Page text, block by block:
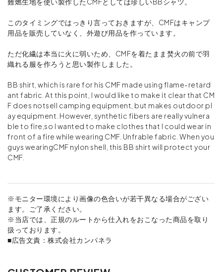
このタイミングではっきり言っておきますが、CMFはキャンプ
用品を販売していなく、外遊び用品を作っています。
ただ化繊は本当に火に弱いため、CMFを着たまま焚火の前で羽
織れる服を作ろうと思い製作しました。
BB shirt, which is rare for his CMF made using flame-retard
ant fabric. At this point, I would like to make it clear that CM
F does notsell camping equipment, but makes outdoor pl
ay equipment. However, synthetic fibers are really vulnera
ble to fire,so I wanted to make clothes that I could wear in
front of a fire while wearing CMF. Unfrable fabric. When you
guys wearingCMF nylon shell, this BB shirt will protect your
CMF.
※モニター環境により画像の色合いが若干異なる場合がござい
ます。ご了承ください。
※当店では、正規のルートから仕入れをおこなった商品を取り
扱っております。
■広告文責：株式会社カンパネラ